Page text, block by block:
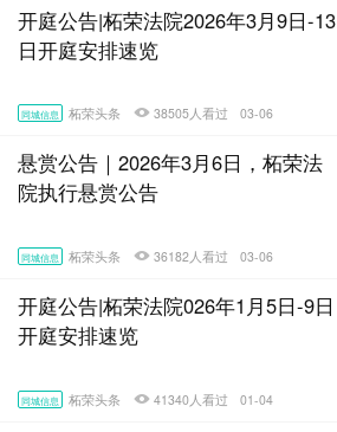
开庭公告|柘荣法院2026年3月9日-13
日开庭安排速览
同城信息 柘荣头条 38505人看过 03-06
悬赏公告｜2026年3月6日，柘荣法
院执行悬赏公告
同城信息 柘荣头条 36182人看过 03-06
开庭公告|柘荣法院026年1月5日-9日
开庭安排速览
同城信息 柘荣头条 41340人看过 01-04